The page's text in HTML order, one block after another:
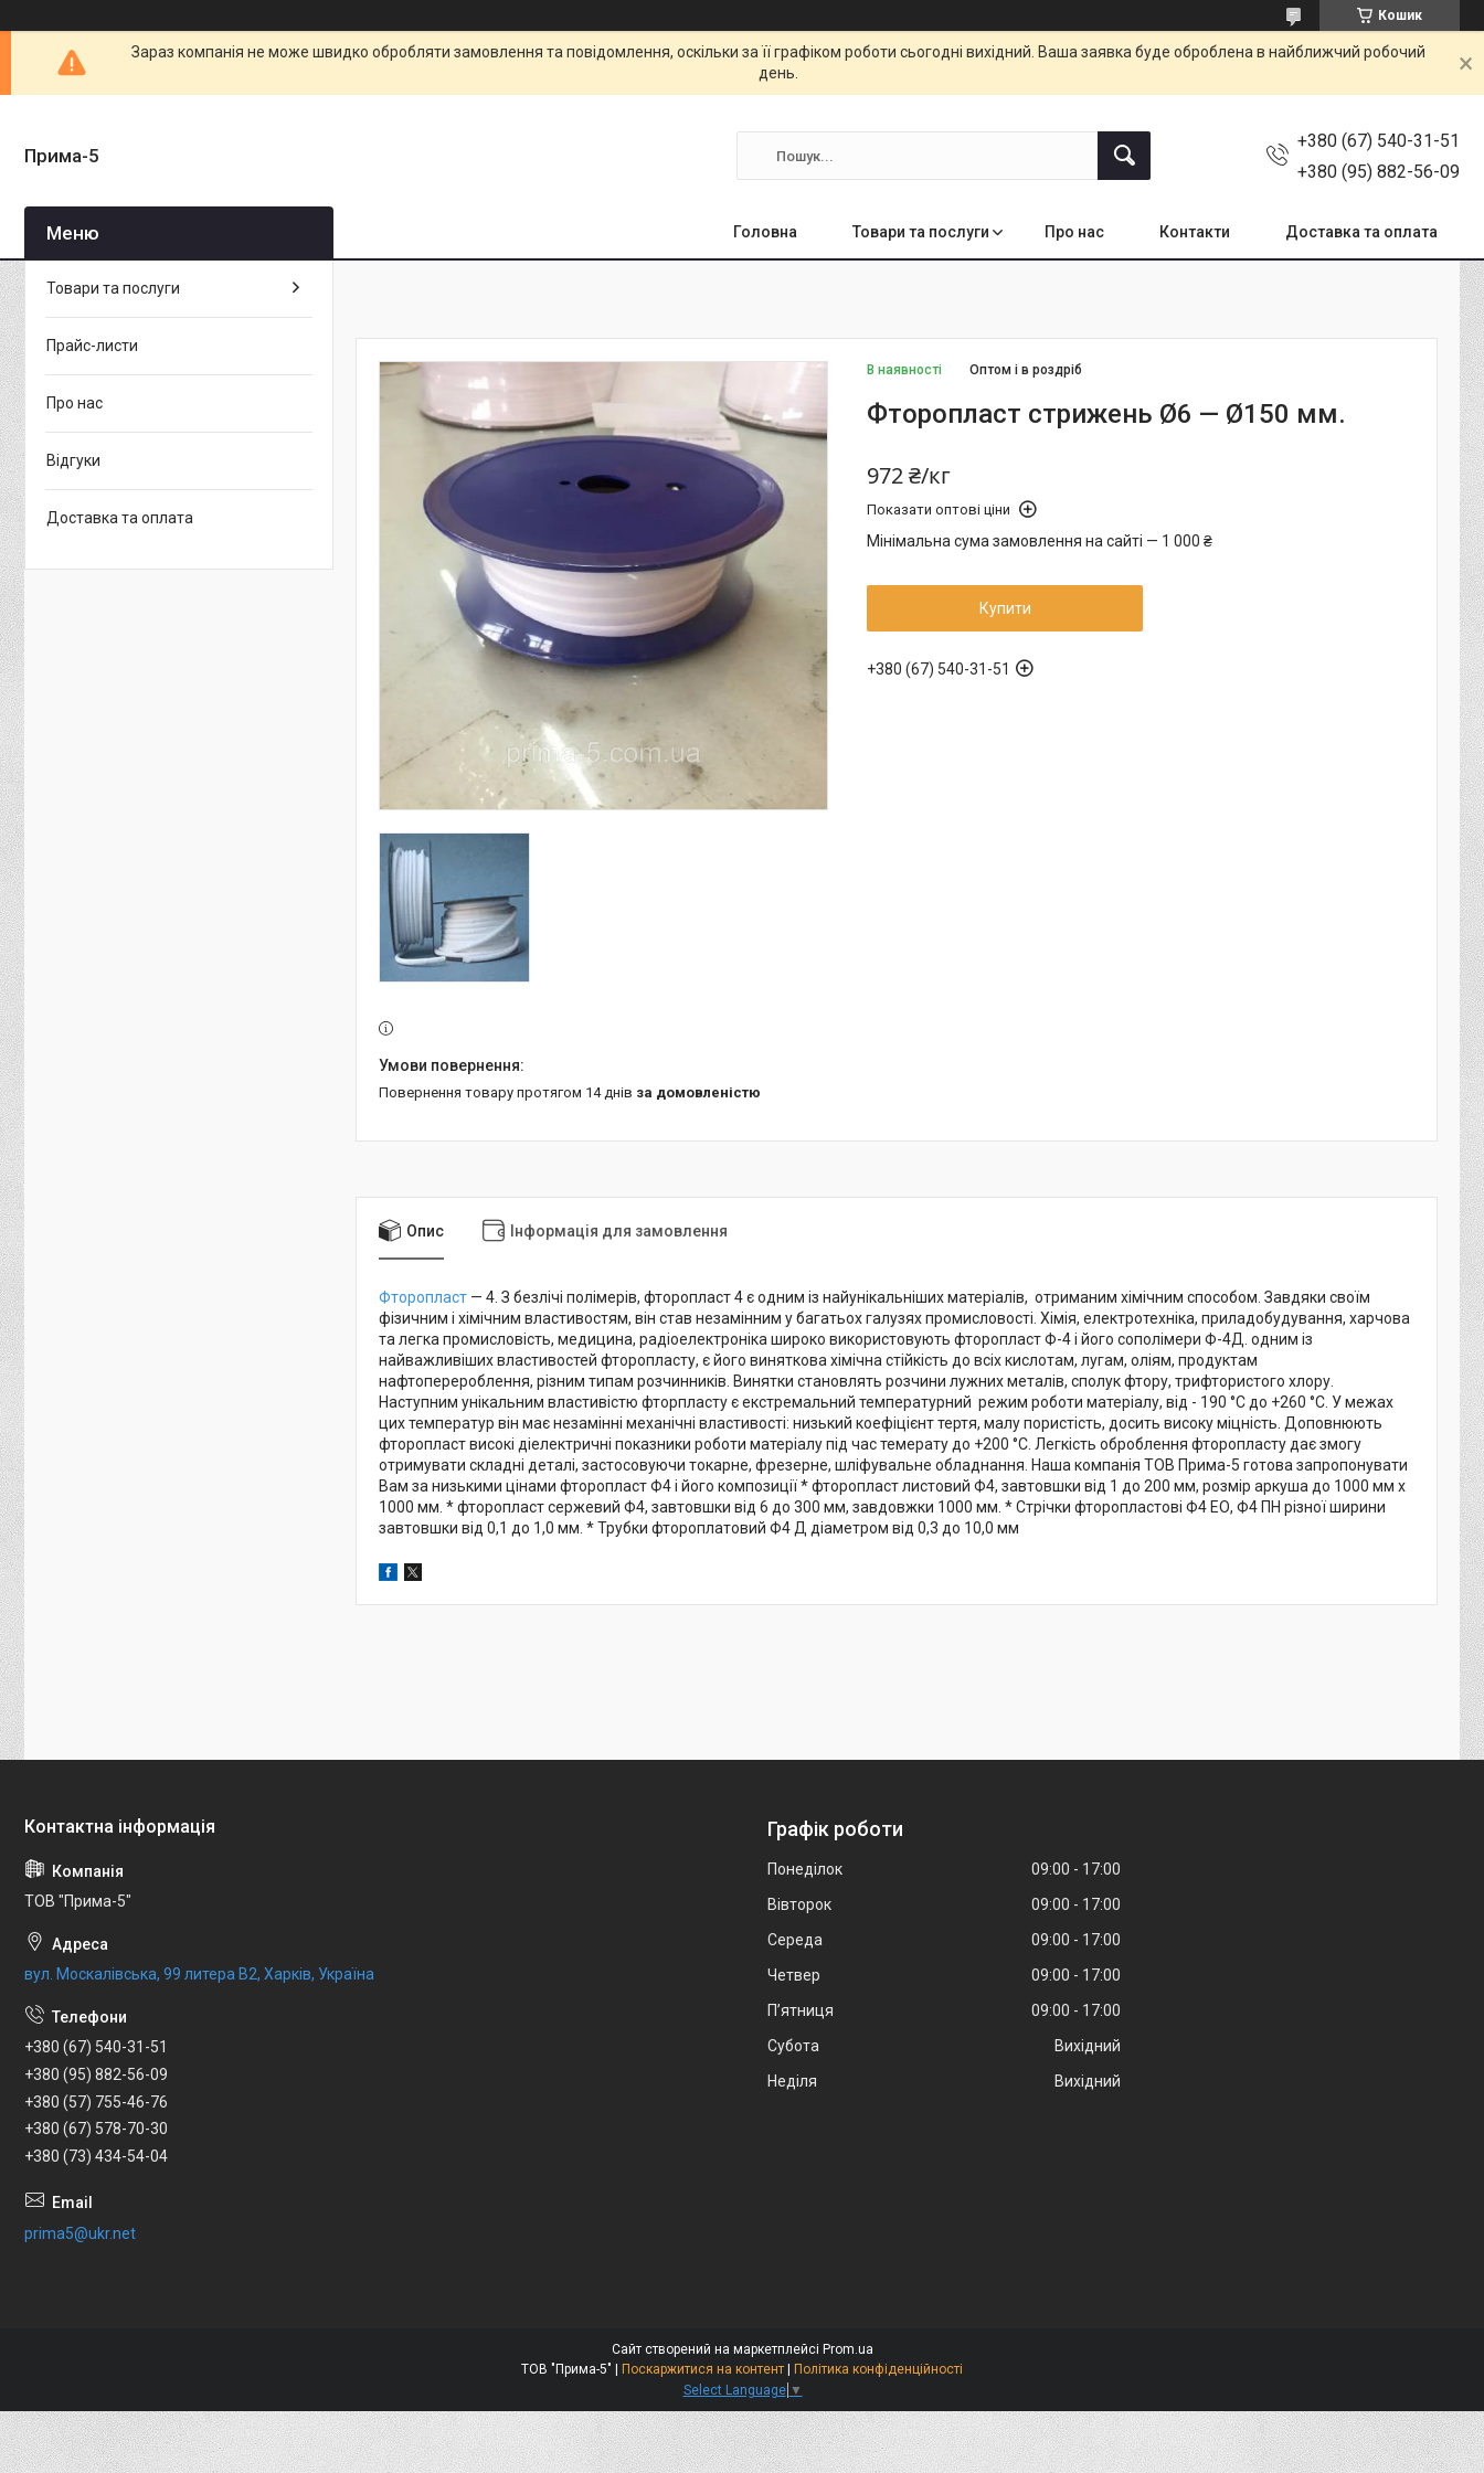
Кошик
Зараз компанія не може швидко обробляти замовлення та повідомлення, оскільки за її графіком роботи сьогодні вихідний. Ваша заявка буде оброблена в найближчий робочий
день.
Прима-5
+380 (67) 540-31-51
+380 (95) 882-56-09
Головна Товари та послуги Про нас Контакти Доставка та оплата
В наявності Оптом і в роздріб
Фторопласт стрижень Ø6 — Ø150 мм.
972 ₴/кг
Показати оптові ціни
Мінімальна сума замовлення на сайті — 1 000 ₴
Купити
+380 (67) 540-31-51
повернення товару протягом 14 днів за домовленістю
Опис Інформація для замовлення
Фторопласт — 4. З безлічі полімерів, фторопласт 4 є одним із найунікальніших матеріалів, отриманим хімічним способом. Завдяки своїм
фізичним і хімічним властивостям, він став незамінним у багатьох галузях промисловості. Хімія, електротехніка, приладобудування, харчова
та легка промисловість, медицина, радіоелектроніка широко використовують фторопласт Ф-4 і його сополімери Ф-4Д. одним із
найважливіших властивостей фторопласту, є його виняткова хімічна стійкість до всіх кислотам, лугам, оліям, продуктам
нафтоперероблення, різним типам розчинників. Винятки становлять розчини лужних металів, сполук фтору, трифтористого хлору.
Наступним унікальним властивістю фторпласту є екстремальний температурний режим роботи матеріалу, від - 190 °C до +260 °C. У межах
цих температур він має незамінні механічні властивості: низький коефіцієнт тертя, малу пористість, досить високу міцність. Доповнюють
фторопласт високі діелектричні показники роботи матеріалу під час темерату до +200 °C. Легкість оброблення фторопласту дає змогу
отримувати складні деталі, застосовуючи токарне, фрезерне, шліфувальне обладнання. Наша компанія ТОВ Прима-5 готова запропонувати
Вам за низькими цінами фторопласт Ф4 і його композиції * фторопласт листовий Ф4, завтовшки від 1 до 200 мм, розмір аркуша до 1000 мм х
1000 мм. * фторопласт сержевий Ф4, завтовшки від 6 до 300 мм, завдовжки 1000 мм. * Стрічки фторопластові Ф4 ЕО, Ф4 ПН різної ширини
завтовшки від 0,1 до 1,0 мм. * Трубки фтороплатовий Ф4 Д діаметром від 0,3 до 10,0 мм
Товари та послуги
Прайс-листи
Про нас
Відгуки
Доставка та оплата
ТОВ "Прима-5"
вул. Москалівська, 99 литера В2, Харків, Україна
+380 (67) 540-31-51
+380 (95) 882-56-09
+380 (57) 755-46-76
+380 (67) 578-70-30
+380 (73) 434-54-04
prima5@ukr.net
Графік роботи
Понеділок 09:00
17:00
Вівторок
09:00
17:00
Середа
09:00
17:00
Четвер
09:00
17:00
Пʼятниця
09:00
17:00
Субота
Вихідний
Неділя
Вихідний
Сайт створений на маркетплейсі Prom.ua
Поскаржитися на контент
Політика конфіденційності
Select Language ▼